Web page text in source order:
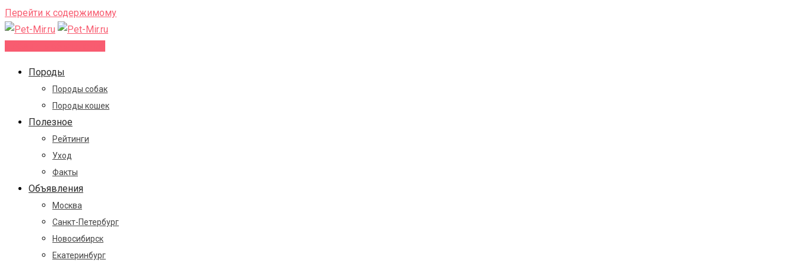
Перейти к содержимому
Породы
Породы собак
Породы кошек
Полезное
Рейтинги
Уход
Факты
Объявления
Москва
Санкт-Петербург
Новосибирск
Екатеринбург